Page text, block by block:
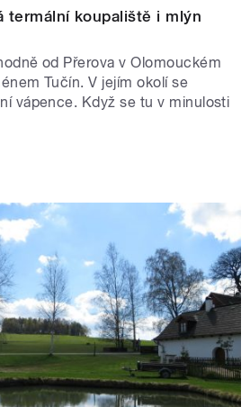
termální koupaliště i mlýn
od Přerova v Olomouckém
Tučín. V jejím okolí se
vápence. Když se tu v minulosti